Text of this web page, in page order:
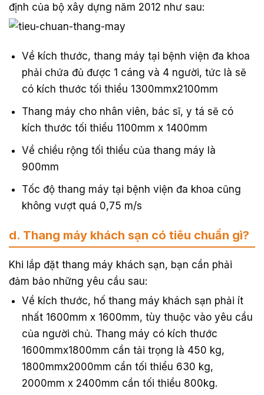
định của bộ xây dựng năm 2012 như sau:
Về kích thước, thang máy tại bệnh viện đa khoa
phải chứa đủ được 1 cáng và 4 người, tức là sẽ
có kích thước tối thiểu 1300mmx2100mm
Thang máy cho nhân viên, bác sĩ, y tá sẽ có
kích thước tối thiểu 1100mm x 1400mm
Về chiều rộng tối thiểu của thang máy là
900mm
Tốc độ thang máy tại bệnh viện đa khoa cũng
không vượt quá 0,75 m/s
d. Thang máy khách sạn có tiêu chuẩn gì?
Khi lắp đặt thang máy khách sạn, bạn cần phải
đảm bảo những yêu cầu sau:
Về kích thước, hố thang máy khách sạn phải ít
nhất 1600mm x 1600mm, tùy thuộc vào yêu cầu
của người chủ. Thang máy có kích thước
1600mmx1800mm cần tải trọng là 450 kg,
1800mmx2000mm cần tối thiểu 630 kg,
2000mm x 2400mm cần tối thiểu 800kg.